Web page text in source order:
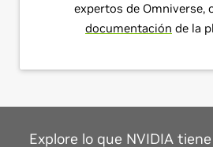
expertos de Omniverse,
documentación de la
Explore lo que NVIDIA